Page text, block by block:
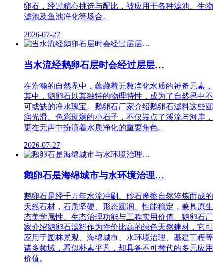
卵石，经过精心挑选与配比，被应用于各种滤池、生物
滤池及鱼池净化等场合。
2026-07-27
当水流经鹅卵石层时会经过层层…
在浩瀚的自然界中，蕴藏着无数净化水质的神奇元素，
其中，鹅卵石以其独特的物理特性，成为了自然界中不
可或缺的净水瑰宝。鹅卵石厂家介绍鹅卵石滤料这些圆
润光滑、色彩斑斓的小石子，不仅装点了溪流与河岸，
更在无声中扮演着水质净化的重要角色。
2026-07-27
鹅卵石是海绵城市与水环境治理…
鹅卵石是经千万年水流冲刷、砂石摩擦自然淬炼而成的
天然石材，石质坚硬、形态圆润、性能稳定，兼具原生
态美学属性、生态治理功能与工程实用价值。鹅卵石厂
家介绍鹅卵石滤料作为性价比高的绿色天然建材，它可
应用于园林景观、海绵城市、水环境治理、基建工程等
诸多领域，看似朴素平凡，却具备不可替代的多元应用
价值。